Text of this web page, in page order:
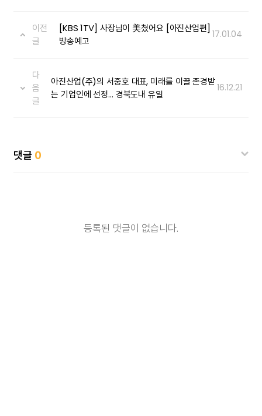
이전
글
[KBS 1TV] 사장님이 美쳤어요 [아진산업편]
방송예고
17.01.04
다
음
글
아진산업(주)의 서중호 대표, 미래를 이끌 존경받
는 기업인에 선정... 경북도내 유일
16.12.21
댓글 0
등록된 댓글이 없습니다.